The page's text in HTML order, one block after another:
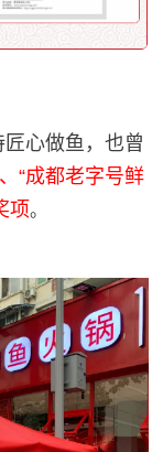
心做鱼，也曾
“成都老字号鲜
项。